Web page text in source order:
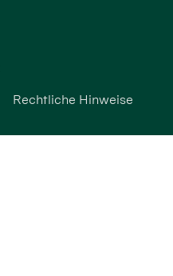
Rechtliche Hinweise